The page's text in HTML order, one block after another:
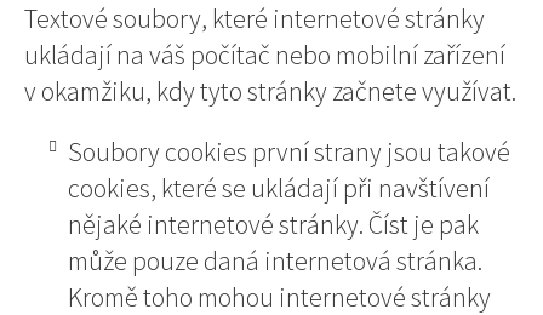
Textové soubory, které internetové stránky
ukládají na váš počítač nebo mobilní zařízení
v okamžiku, kdy tyto stránky začnete využívat.
Soubory cookies první strany jsou takové
cookies, které se ukládají při navštívení
nějaké internetové stránky. Číst je pak
může pouze daná internetová stránka.
Kromě toho mohou internetové stránky